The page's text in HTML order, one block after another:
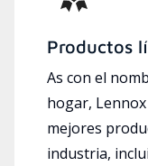
Productos
As con el
hogar,
mejores
industria,